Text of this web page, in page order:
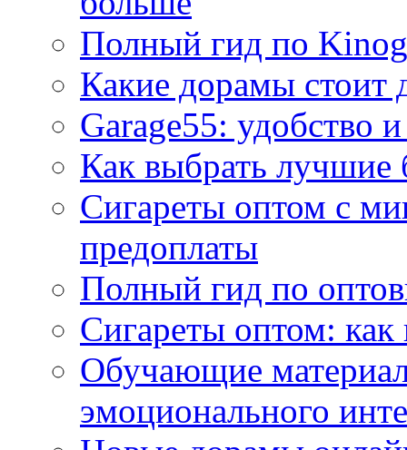
Полный гид по
Какие дорамы стоит
Garage55: удобство
Как выбрать
Сигареты оптом с
предоплаты
Полный гид по
Сигареты оптом:
Обучающие
эмоционального